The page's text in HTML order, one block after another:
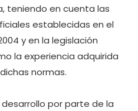
teniendo en cuenta las
establecidas en el
y en la legislación
la experiencia adquirida
normas.
por parte de la